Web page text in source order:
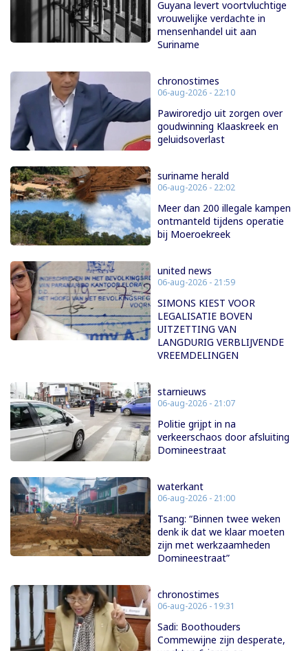
Guyana levert voortvluchtige
vrouwelijke verdachte in
mensenhandel uit aan
Suriname
chronostimes
06-aug-2026 - 22:10
Pawiroredjo uit zorgen over
goudwinning Klaaskreek en
geluidsoverlast
suriname herald
06-aug-2026 - 22:02
Meer dan 200 illegale kampen
ontmanteld tijdens operatie
bij Moeroekreek
united news
06-aug-2026 - 21:59
SIMONS KIEST VOOR
LEGALISATIE BOVEN
UITZETTING VAN
LANGDURIG VERBLIJVENDE
VREEMDELINGEN
starnieuws
06-aug-2026 - 21:07
Politie grijpt in na
verkeerschaos door afsluiting
Domineestraat
waterkant
06-aug-2026 - 21:00
Tsang: “Binnen twee weken
denk ik dat we klaar moeten
zijn met werkzaamheden
Domineestraat”
chronostimes
06-aug-2026 - 19:31
Sadi: Boothouders
Commewijne zijn desperate,